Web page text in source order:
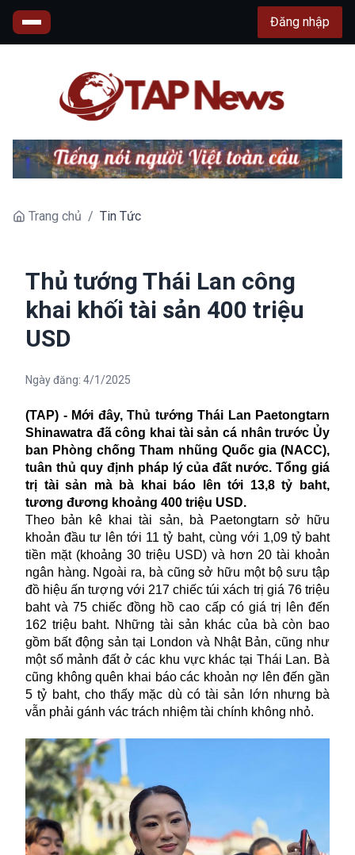
Đăng nhập
Trang chủ / Tin Tức
Thủ tướng Thái Lan công
khai khối tài sản 400 triệu
USD
Ngày đăng: 4/1/2025
(TAP) - Mới đây, Thủ tướng Thái Lan Paetongtarn
Shinawatra đã công khai tài sản cá nhân trước Ủy
ban Phòng chống Tham nhũng Quốc gia (NACC),
tuân thủ quy định pháp lý của đất nước. Tổng giá
trị tài sản mà bà khai báo lên tới 13,8 tỷ baht,
tương đương khoảng 400 triệu USD.
Theo bản kê khai tài sản, bà Paetongtarn sở hữu
khoản đầu tư lên tới 11 tỷ baht, cùng với 1,09 tỷ baht
tiền mặt (khoảng 30 triệu USD) và hơn 20 tài khoản
ngân hàng. Ngoài ra, bà cũng sở hữu một bộ sưu tập
đồ hiệu ấn tượng với 217 chiếc túi xách trị giá 76 triệu
baht và 75 chiếc đồng hồ cao cấp có giá trị lên đến
162 triệu baht. Những tài sản khác của bà còn bao
gồm bất động sản tại London và Nhật Bản, cũng như
một số mảnh đất ở các khu vực khác tại Thái Lan. Bà
cũng không quên khai báo các khoản nợ lên đến gần
5 tỷ baht, cho thấy mặc dù có tài sản lớn nhưng bà
vẫn phải gánh vác trách nhiệm tài chính không nhỏ.